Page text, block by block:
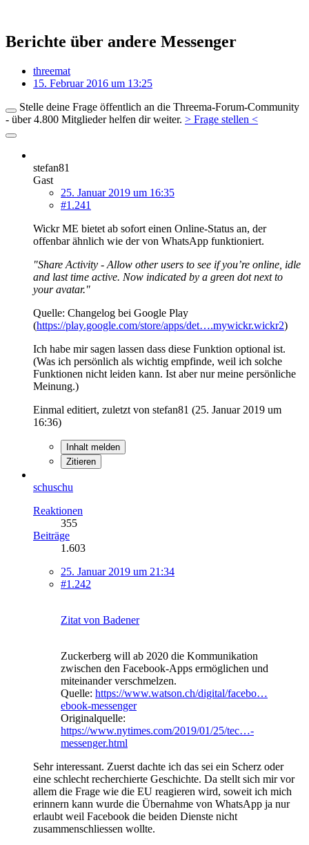
Berichte über andere Messenger
threemat
15. Februar 2016 um 13:25
Stelle deine Frage öffentlich an die Threema-Forum-Community
- über 4.800 Mitglieder helfen dir weiter. > Frage stellen <
stefan81
Gast
25. Januar 2019 um 16:35
#1.241
Wickr ME bietet ab sofort einen Online-Status an, der
offenbar ähnlich wie der von WhatsApp funktioniert.
"Share Activity - Allow other users to see if you’re online, idle
and last time active. Now indicated by a green dot next to
your avatar."
Quelle: Changelog bei Google Play
(https://play.google.com/store/apps/det….mywickr.wickr2)
Ich habe mir sagen lassen dass diese Funktion optional ist.
(Was ich persönlich als wichtig empfinde, weil ich solche
Funktionen nicht leiden kann. Ist aber nur meine persönliche
Meinung.)
Einmal editiert, zuletzt von stefan81 (25. Januar 2019 um
16:36)
Inhalt melden
Zitieren
schuschu
Reaktionen
355
Beiträge
1.603
25. Januar 2019 um 21:34
#1.242
Zitat von Badener
Zuckerberg will ab 2020 die Kommunikation
zwischen den Facebook-Apps ermöglichen und
miteinander verschmelzen.
Quelle: https://www.watson.ch/digital/facebo…
ebook-messenger
Originalquelle:
https://www.nytimes.com/2019/01/25/tec…-
messenger.html
Sehr interessant. Zuerst dachte ich das sei ein Scherz oder
eine schlecht recherchierte Geschichte. Da stellt sich mir vor
allem die Frage wie die EU reagieren wird, soweit ich mich
erinnern kann wurde die Übernahme von WhatsApp ja nur
erlaubt weil Facebook die beiden Dienste nicht
zusammenschliessen wollte.